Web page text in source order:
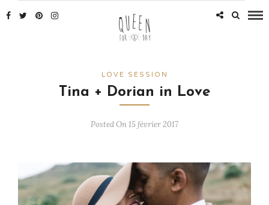
LOVE SESSION
Tina + Dorian in Love
Posted On 15 février 2017